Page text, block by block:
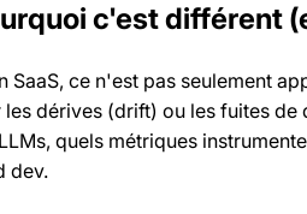
c'est différent
ce n'est pas seulement
dérives (drift) ou les fuites de
quels métriques
dev.